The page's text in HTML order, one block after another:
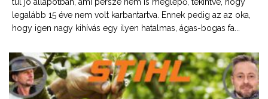
legalább 15 éve nem volt karbantartva. Ennek pedig az az oka,
hogy igen nagy kihívás egy ilyen hatalmas, ágas-bogas fa...